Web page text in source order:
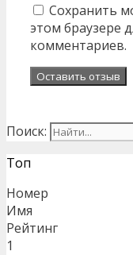
Сохранить
этом браузере
комментариев.
Поиск:
Топ
Номер
Имя
Рейтинг
1